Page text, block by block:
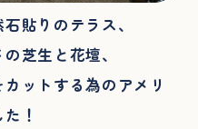
貼りのテラス、
芝生と花壇、
ットする為のアメリ
！